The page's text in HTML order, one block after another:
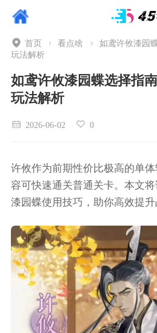
首页 看点啥
如鸢许攸漆园
玩法解析
如鸢许攸漆园蝶选择指
玩法解析
2026-06-02 0
许攸作为前期性价比极高的单
容可快速通关普通关卡。本文
漆园蝶使用技巧，助你高效提升